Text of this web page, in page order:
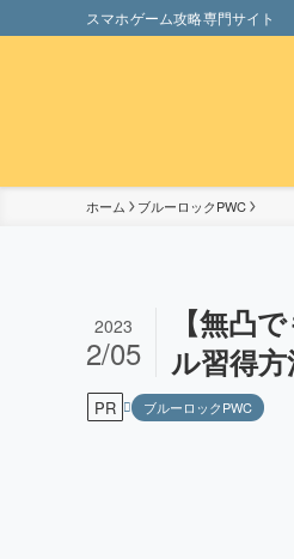
スマホゲーム攻略専門サイト
ホーム ブルーロックPWC
【無凸
ル習得
2023
2/05
PR ブルーロックPWC